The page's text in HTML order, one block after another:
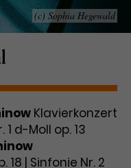
von Google
Das Cookie
Informationen
Website
der Erstellung
über die
Dieund
(c) Sophia Hegewald
Klavierkonzert
1 d-Moll op. 13
18 | Sinfonie Nr. 2